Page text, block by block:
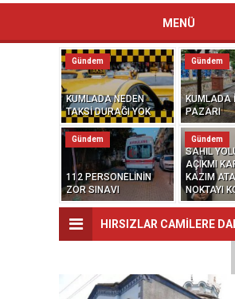
MENÜ
KUMLADA NEDEN
TAKSİ DURAĞI YOK
Gündem
KUMLADA
PAZARI
Gündem
112 PERSONELİNİN
ZOR SINAVI
Gündem
SAHİL
AÇIKMI
KAZIM
NOKTAYI
Gündem
HIRSIZLAR CAMİLERE